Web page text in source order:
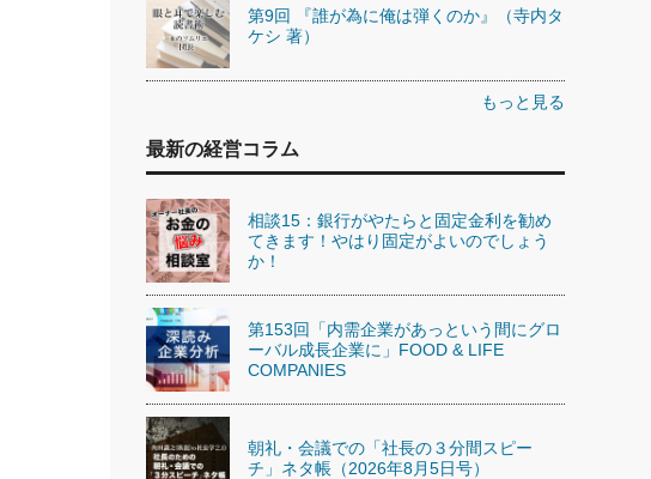
第9回 『誰が為に俺は弾くのか』（寺内タ
ケシ 著）
もっと見る
最新の経営コラム
相談15：銀行がやたらと固定金利を勧め
てきます！やはり固定がよいのでしょう
か！
第153回「内需企業があっという間にグロ
ーバル成長企業に」FOOD & LIFE
COMPANIES
朝礼・会議での「社長の３分間スピー
チ」ネタ帳（2026年8月5日号）